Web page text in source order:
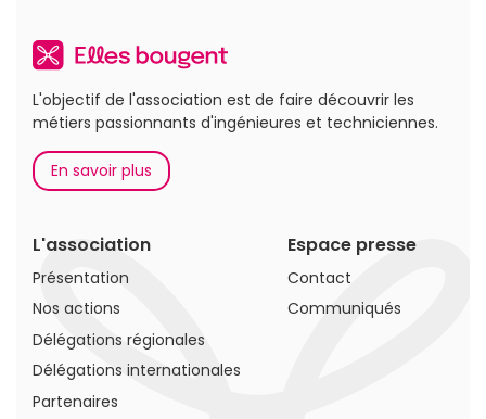
L'objectif de l'association est de faire découvrir les
métiers passionnants d'ingénieures et techniciennes.
En savoir plus
L'association
Présentation
Nos actions
Délégations régionales
Délégations internationales
Partenaires
Espace presse
Contact
Communiqués